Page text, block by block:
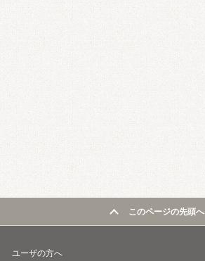
このページの先頭へ
ユーザの方へ